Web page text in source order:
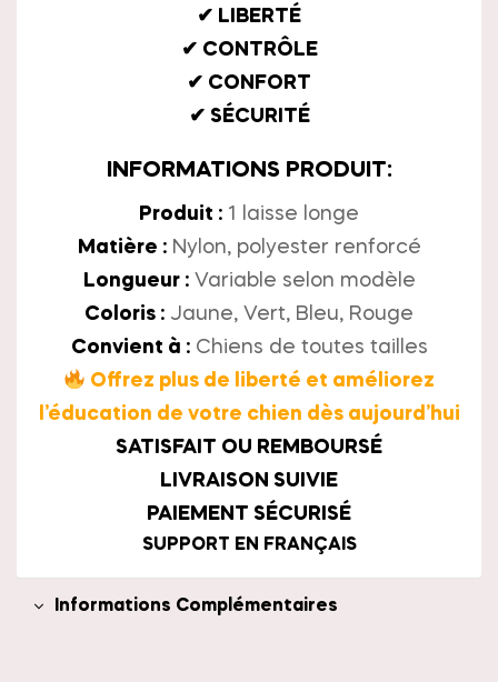
✔ LIBERTÉ
✔ CONTRÔLE
✔ CONFORT
✔ SÉCURITÉ
INFORMATIONS PRODUIT:
Produit : 1 laisse longe
Matière :Nylon, polyester renforcé
Longueur :Variable selon modèle
Coloris : Jaune, Vert, Bleu, Rouge
Convient à :Chiens de toutes tailles
Offrez plus de liberté et améliorez
l’éducation de votre chien dès aujourd’hui
SATISFAIT OU REMBOURSÉ
LIVRAISON SUIVIE
PAIEMENT SÉCURISÉ
SUPPORT EN FRANÇAIS
Informations Complémentaires